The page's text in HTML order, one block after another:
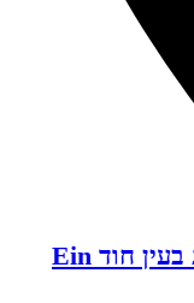
הבית בעין חוד Ein